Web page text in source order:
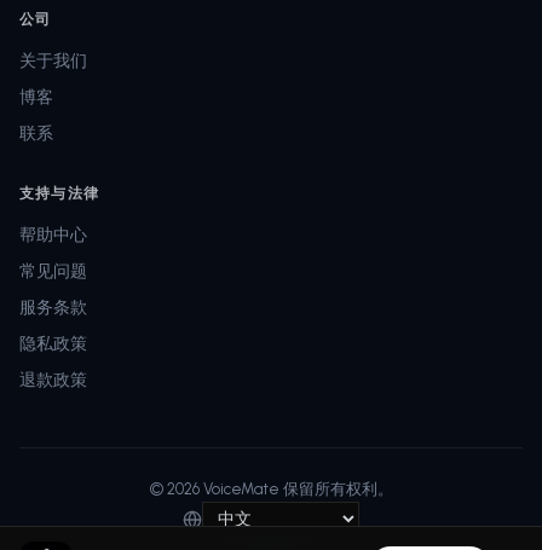
公司
关于我们
博客
联系
支持与法律
帮助中心
常见问题
服务条款
隐私政策
退款政策
© 2026 VoiceMate 保留所有权利。